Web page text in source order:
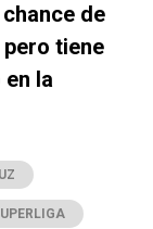
de
tiene
la